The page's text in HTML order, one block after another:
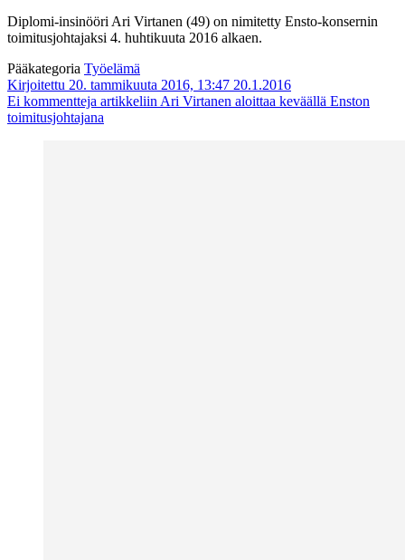
Diplomi-insinööri Ari Virtanen (49) on nimitetty Ensto-konsernin
toimitusjohtajaksi 4. huhtikuuta 2016 alkaen.
Pääkategoria Työelämä
Kirjoitettu 20. tammikuuta 2016, 13:47 20.1.2016
Ei kommentteja artikkeliin Ari Virtanen aloittaa keväällä Enston
toimitusjohtajana